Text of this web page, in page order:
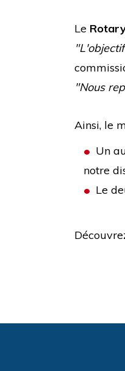
Le
"Nous
Ainsi, le
Un
notre
Le